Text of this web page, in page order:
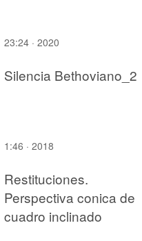
23:24 · 2020
Silencia Bethoviano_2
1:46 · 2018
Restituciones.
Perspectiva conica de
cuadro inclinado